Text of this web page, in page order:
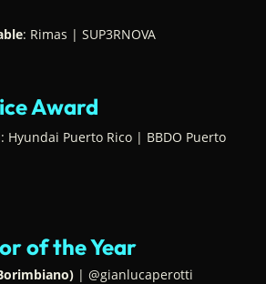
: Rimas | SUP3RNOVA
Award
: Hyundai Puerto Rico | BBDO Puerto
of the Year
| @gianlucaperotti